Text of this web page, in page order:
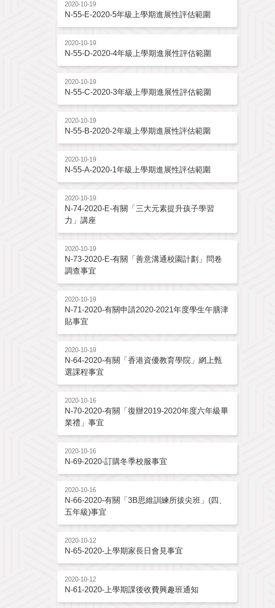
2020-10-19
N-55-E-2020-5年級上學期進展性評估範圍
2020-10-19
N-55-D-2020-4年級上學期進展性評估範圍
2020-10-19
N-55-C-2020-3年級上學期進展性評估範圍
2020-10-19
N-55-B-2020-2年級上學期進展性評估範圍
2020-10-19
N-55-A-2020-1年級上學期進展性評估範圍
2020-10-19
N-74-2020-E-有關「三大元素提升孩子學習
力」講座
2020-10-19
N-73-2020-E-有關「善意溝通校園計劃」問卷
調查事宜
2020-10-19
N-71-2020-有關申請2020-2021年度學生午膳津
貼事宜
2020-10-19
N-64-2020-有關「香港資優教育學院」網上甄
選課程事宜
2020-10-16
N-70-2020-有關「復辦2019-2020年度六年級畢
業禮」事宜
2020-10-16
N-69-2020-訂購冬季校服事宜
2020-10-16
N-66-2020-有關「3B思維訓練所拔尖班」(四、
五年級)事宜
2020-10-12
N-65-2020-上學期家長日會見事宜
2020-10-12
N-61-2020-上學期課後收費興趣班通知